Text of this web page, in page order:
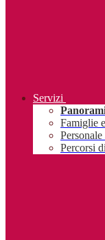
Servizi
Famiglie
Percorsi